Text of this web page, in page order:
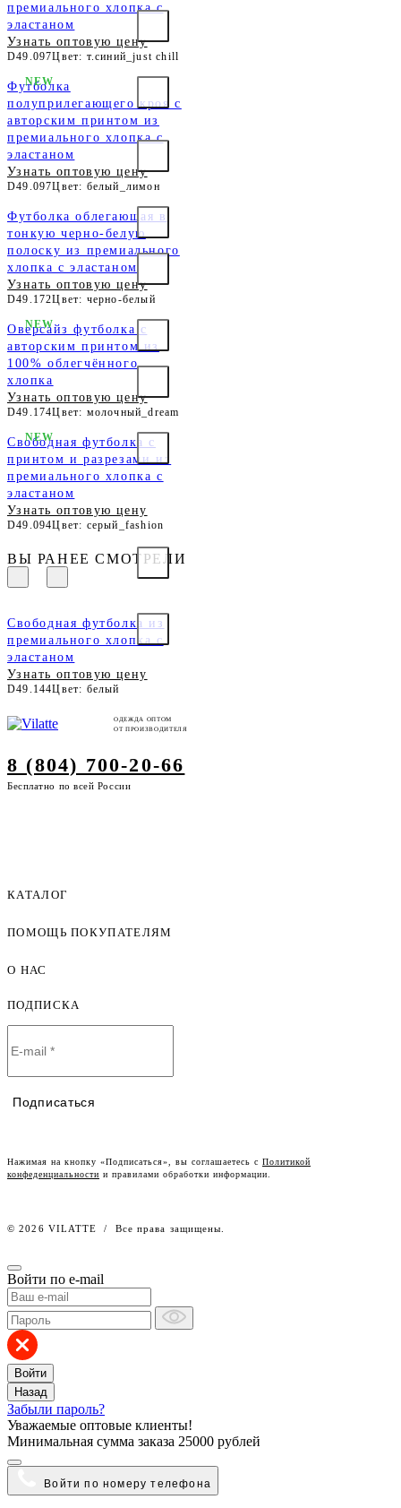
премиального хлопка с
эластаном
Узнать оптовую цену
D49.097Цвет: т.синий_just chill
Футболка
полуприлегающего кроя с
авторским принтом из
премиального хлопка с
эластаном
Узнать оптовую цену
D49.097Цвет: белый_лимон
NEW
Футболка облегающая в
тонкую черно-белую
полоску из премиального
хлопка с эластаном
Узнать оптовую цену
D49.172Цвет: черно-белый
Оверсайз футболка с
авторским принтом из
100% облегчённого
хлопка
Узнать оптовую цену
D49.174Цвет: молочный_dream
NEW
Свободная футболка с
принтом и разрезами из
премиального хлопка с
эластаном
Узнать оптовую цену
D49.094Цвет: серый_fashion
NEW
ВЫ РАНЕЕ СМОТРЕЛИ
Свободная футболка из
премиального хлопка с
эластаном
Узнать оптовую цену
D49.144Цвет: белый
ОДЕЖДА ОПТОМ
ОТ ПРОИЗВОДИТЕЛЯ
8 (804) 700-20-66
Бесплатно по всей России
КАТАЛОГ
Женская одежда оптом
ПОМОЩЬ ПОКУПАТЕЛЯМ
Оплата и доставка
Договор-оферта
Условия сотрудничества
О НАС
Lookbook
Работа в компании
ПОДПИСКА
Подписаться
Нажимая на кнопку «Подписаться», вы соглашаетесь с Политикой
конфеденциальности и правилами обработки информации.
© 2026 VILATTE / Все права защищены.
Войти по e-mail
Войти
Назад
Забыли пароль?
Уважаемые оптовые клиенты!
Минимальная сумма заказа 25000 рублей
Войти по номеру телефона